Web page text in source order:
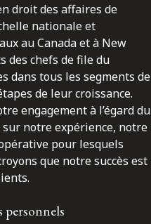
droit des affaires de
nationale et
au Canada et à New
des chefs de file du
dans tous les segments de
de leur croissance.
engagement à l’égard du
sur notre expérience, notre
pour lesquels
que notre succès est
personnels